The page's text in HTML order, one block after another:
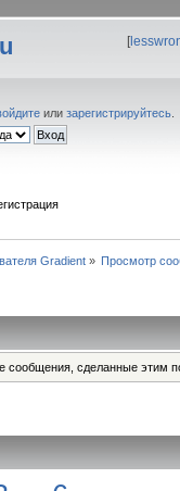
[
или зарегистрируйтесь
Gradient» Просмотр
сообщения, сделанные этим